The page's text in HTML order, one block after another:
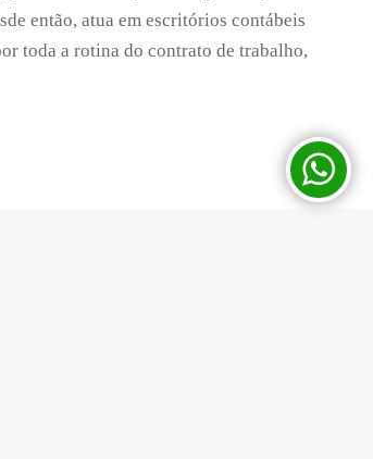
então, atua em escritórios contábeis
toda a rotina do contrato de trabalho,